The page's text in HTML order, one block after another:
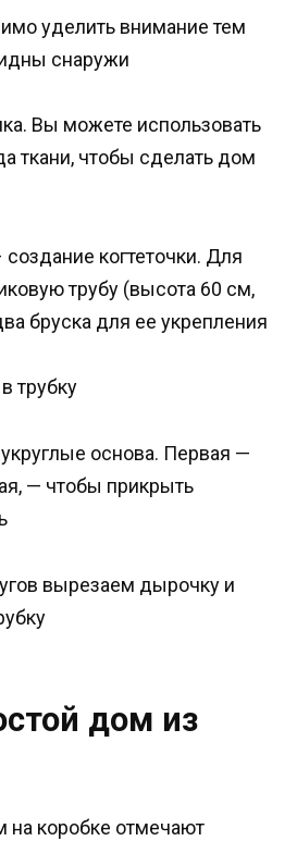
уделить внимание тем
снаружи
Вы можете использовать
ткани, чтобы сделать дом
когтеточки. Для
трубу (высота 60 см,
бруска для ее укрепления
трубку
основа. Первая —
— чтобы прикрыть
вырезаем дырочку и
дом из
коробке отмечают